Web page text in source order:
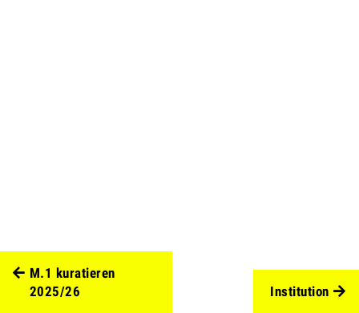
M.1 kuratieren
2025/26
Institution